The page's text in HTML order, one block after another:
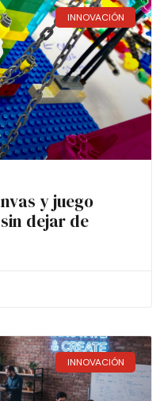
INNOVACIÓN
y juego
dejar de
INNOVACIÓN